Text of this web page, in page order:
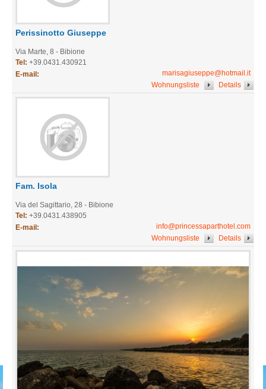
Perissinotto Giuseppe
Via Marte, 8 - Bibione
Tel: +39.0431.430921
E-mail:
marisagiuseppe@hotmail.it
Details
Wohnungsliste
Fam. Isola
Via del Sagittario, 28 - Bibione
Tel: +39.0431.438905
E-mail:
info@princessaparthotel.com
Details
Wohnungsliste